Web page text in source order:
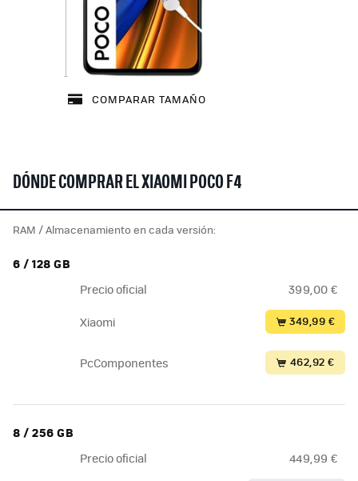
COMPARAR TAMAÑO
DÓNDE COMPRAR EL XIAOMI POCO F4
RAM / Almacenamiento en cada versión:
6 / 128 GB
Precio oficial 399,00 €
Xiaomi 349,99 €
PcComponentes 462,92 €
8 / 256 GB
Precio oficial 449,99 €